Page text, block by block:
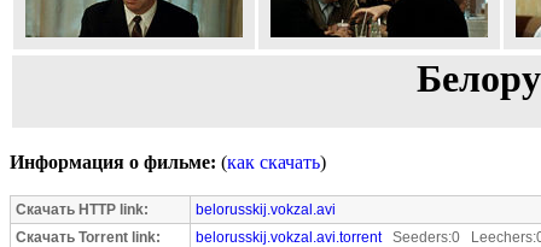
Информация о фильме: (как скачать)
Скачать HTTP link:
belorusskij.vokzal.avi
Скачать Torrent link:
belorusskij.vokzal.avi.torrentSeeders:0